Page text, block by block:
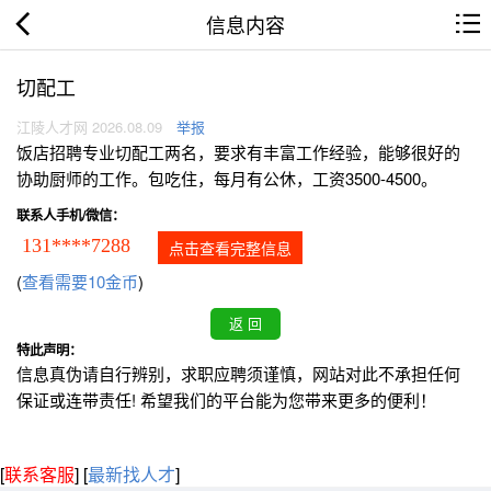
信息内容
切配工
江陵人才网 2026.08.09 举报
饭店招聘专业切配工两名，要求有丰富工作经验，能够很好的
协助厨师的工作。包吃住，每月有公休，工资3500-4500。
联系人手机/微信：
131****7288 点击查看完整信息
(查看需要10金币)
特此声明：
信息真伪请自行辨别，求职应聘须谨慎，网站对此不承担任何
保证或连带责任! 希望我们的平台能为您带来更多的便利！
[联系客服] [最新找人才]